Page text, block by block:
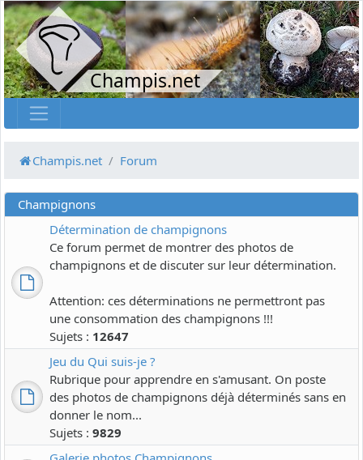
Champis.net
Champis.net Forum
Champignons
Détermination de champignons
Ce forum permet de montrer des photos de
champignons et de discuter sur leur détermination.
Attention: ces déterminations ne permettront pas
une consommation des champignons !!!
Sujets : 12647
Jeu du Qui suis-je ?
Rubrique pour apprendre en s'amusant. On poste
des photos de champignons déjà déterminés sans en
donner le nom...
Sujets : 9829